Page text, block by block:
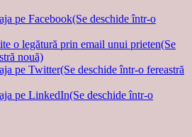
pe Facebook(Se deschide într-o
o legătură prin email unui prieten(Se
nouă)
pe Twitter(Se deschide într-o fereastră
pe LinkedIn(Se deschide într-o